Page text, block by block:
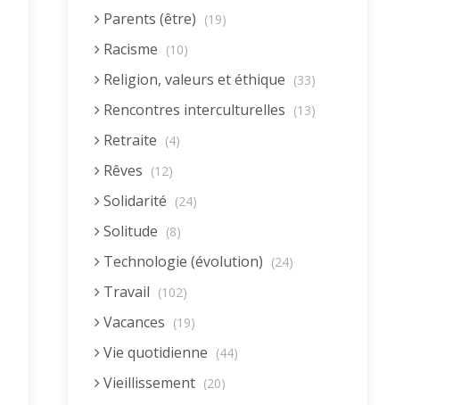
Parents (être) (19)
Racisme (10)
Religion, valeurs et éthique (33)
Rencontres interculturelles (13)
Retraite (4)
Rêves (12)
Solidarité (24)
Solitude (8)
Technologie (évolution) (24)
Travail (102)
Vacances (19)
Vie quotidienne (44)
Vieillissement (20)